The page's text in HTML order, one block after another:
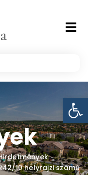
-
10 helyrajzi számú